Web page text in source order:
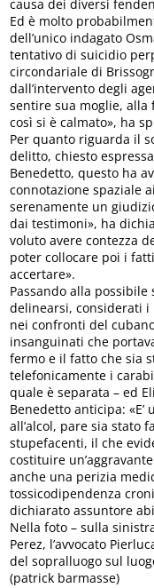
causa dei diversi
Ed è molto
dell’unico indagato
tentativo di suicidio
circondariale di
dall’intervento degli
sentire sua moglie, alla
così si è calmato», ha
Per quanto riguarda il
delitto, chiesto
Benedetto, questo ha
connotazione spaziale
serenamente un
dai testimoni», ha
voluto avere contezza
poter collocare poi i
accertare».
Passando alla
delinearsi, considerati
nei confronti del
insanguinati che
fermo e il fatto che sia
telefonicamente i
quale è separata – ed
Benedetto anticipa:
all’alcol, pare sia stato
stupefacenti, il che
costituire
anche una perizia
tossicodipendenza
dichiarato assuntore
Nella foto – sulla
Perez, l’avvocato
del sopralluogo sul
(patrick barmasse)